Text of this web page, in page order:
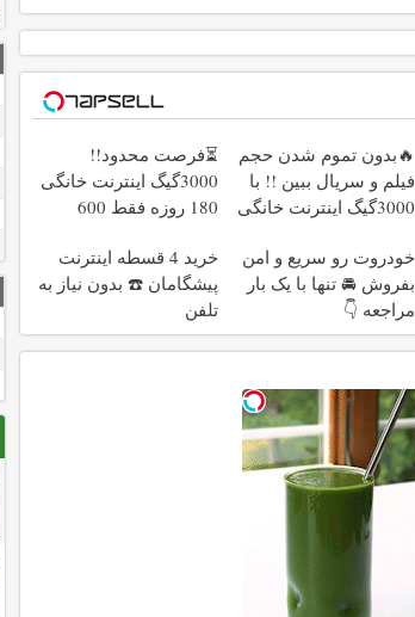
🔥بدون تموم شدن حجم
فیلم و سریال ببین !! با
3000گیگ اینترنت خانگی
⏳فرصت محدود!!
3000گیگ اینترنت خانگی
180 روزه فقط 600
خودروت رو سریع و امن
بفروش 🚘 تنها با یک بار
مراجعه 👇
خرید 4 قسطه اینترنت
پیشگامان ☎️ بدون نیاز به
تلفن